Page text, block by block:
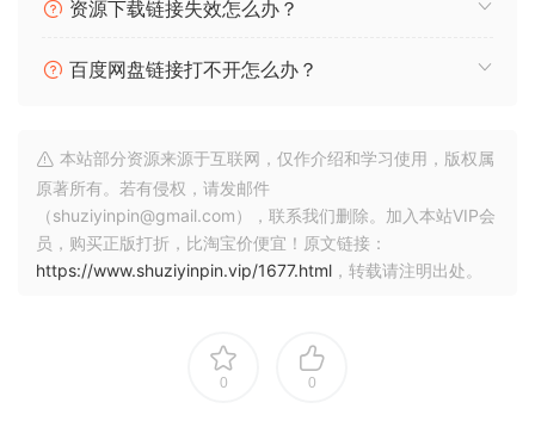
Pre TridA v1.7.0
Rev INTENSITY v1.5.0
Rev SPRING-636 v1.5.0
Rotary CLS-222 v1.0.0
Tape MELLO-Fi v1.3.0
资源下载链接失效怎么办？
百度网盘链接打不开怎么办？
本站部分资源来源于互联网，仅作介绍和学习使用，版权属
原著所有。若有侵权，请发邮件
（shuziyinpin@gmail.com），联系我们删除。加入本站VIP会
员，购买正版打折，比淘宝价便宜！原文链接：
https://www.shuziyinpin.vip/1677.html ，转载请注明出处。
0 0